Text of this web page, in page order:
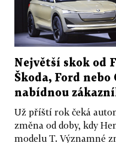
Největší skok od
Škoda, Ford
nabídnou
Už příští rok čeká
změna od doby, kdy
modelu T. Významné